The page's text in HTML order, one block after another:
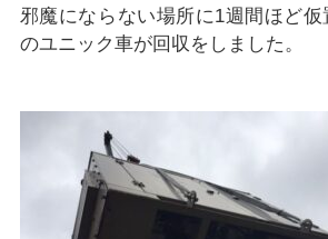
邪魔にならない場所に1週間ほど
のユニック車が回収をしました。